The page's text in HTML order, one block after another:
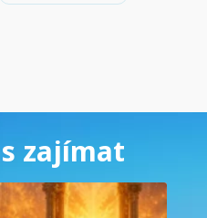
zajímat